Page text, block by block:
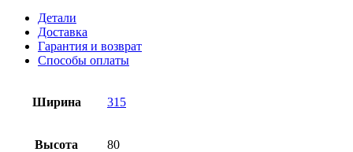
R22.5Детали
Доставка
Гарантия и возврат
Способы оплаты
Ширина 315
Высота 80